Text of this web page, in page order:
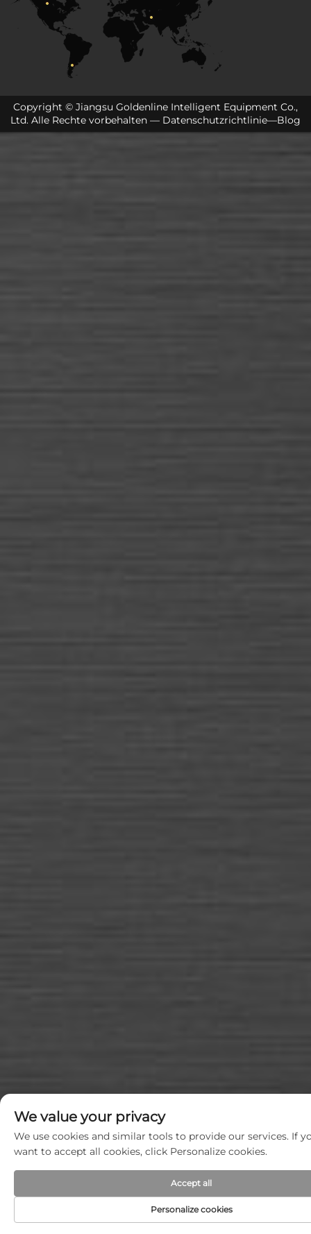
Copyright © Jiangsu Goldenline Intelligent Equipment Co.,
Ltd. Alle Rechte vorbehalten — Datenschutzrichtlinie—Blog
We value your privacy
We use cookies and similar tools to provide our services. If
want to accept all cookies, click Personalize cookies.
Personalize cookies
Accept all